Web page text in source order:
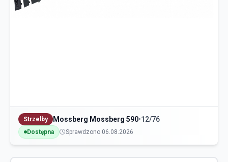
Strzelby Mossberg Mossberg 590•12/76
Dostępna Sprawdzono 06.08.2026